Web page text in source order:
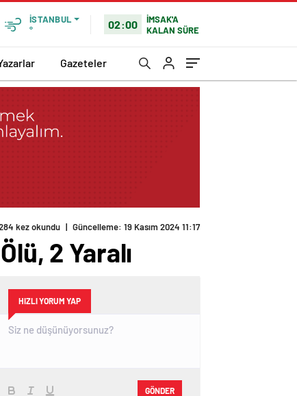
İSTANBUL
°
02:00
İMSAK'A
KALAN SÜRE
Gazeteler
kez okundu | Güncelleme: 19 Kasım 2024 11:17
2 Yaralı
HIZLI YORUM YAP
GÖNDER